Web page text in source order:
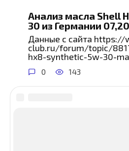
Анализ масла Shell
30 из Германии
Данные с сайта https://
club.ru/forum/topic/
hx8-synthetic-5w-30-
0 143